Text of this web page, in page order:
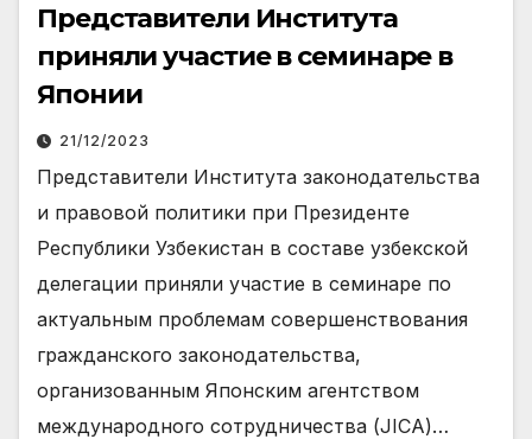
Представители Института
приняли участие в семинаре в
Японии
21/12/2023
Представители Института законодательства
и правовой политики при Президенте
Республики Узбекистан в составе узбекской
делегации приняли участие в семинаре по
актуальным проблемам совершенствования
гражданского законодательства,
организованным Японским агентством
международного сотрудничества (JICA)…